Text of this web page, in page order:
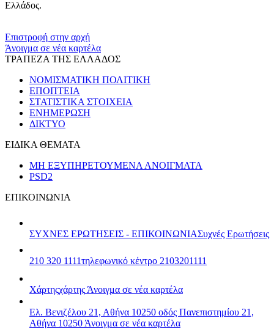
Ελλάδος.
Επιστροφή στην αρχή
Άνοιγμα σε νέα καρτέλα
ΤΡΑΠΕΖΑ ΤΗΣ ΕΛΛΑΔΟΣ
ΝΟΜΙΣΜΑΤΙΚΗ ΠΟΛΙΤΙΚΗ
ΕΠΟΠΤΕΙΑ
ΣΤΑΤΙΣΤΙΚΑ ΣΤΟΙΧΕΙΑ
ΕΝΗΜΕΡΩΣΗ
ΔΙΚΤΥΟ
ΕΙΔΙΚΑ ΘΕΜΑΤΑ
ΜΗ ΕΞΥΠΗΡΕΤΟΥΜΕΝΑ ΑΝΟΙΓΜΑΤΑ
PSD2
ΕΠΙΚΟΙΝΩΝΙΑ
ΣΥΧΝΕΣ ΕΡΩΤΗΣΕΙΣ - ΕΠΙΚΟΙΝΩΝΙΑΣυχνές Ερωτήσεις
210 320 1111τηλεφωνικό κέντρο 2103201111
Χάρτηςχάρτης Άνοιγμα σε νέα καρτέλα
Ελ. Βενιζέλου 21, Αθήνα 10250 οδός Πανεπιστημίου 21,
Αθήνα 10250 Άνοιγμα σε νέα καρτέλα